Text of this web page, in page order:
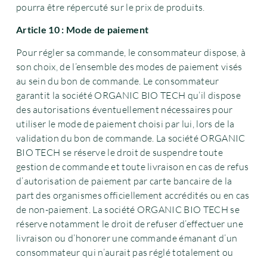
pourra être répercuté sur le prix de produits.
Article 10 : Mode de paiement
Pour régler sa commande, le consommateur dispose, à
son choix, de l’ensemble des modes de paiement visés
au sein du bon de commande. Le consommateur
garantit la société ORGANIC BIO TECH qu’il dispose
des autorisations éventuellement nécessaires pour
utiliser le mode de paiement choisi par lui, lors de la
validation du bon de commande. La société ORGANIC
BIO TECH se réserve le droit de suspendre toute
gestion de commande et toute livraison en cas de refus
d’autorisation de paiement par carte bancaire de la
part des organismes officiellement accrédités ou en cas
de non-paiement. La société ORGANIC BIO TECH se
réserve notamment le droit de refuser d’effectuer une
livraison ou d’honorer une commande émanant d’un
consommateur qui n’aurait pas réglé totalement ou